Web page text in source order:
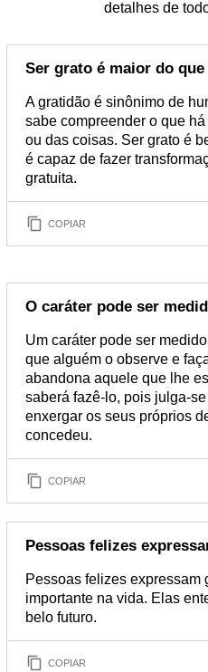
detalhes de
Ser grato é maior do
A gratidão é sinônimo de
sabe compreender o que
ou das coisas. Ser grato é
é capaz de fazer
gratuita.
COPIAR
O caráter pode ser
Um caráter pode ser
que alguém o observe e
abandona aquele que lhe
saberá fazê-lo, pois julga-
enxergar os seus próprios
concedeu.
COPIAR
Pessoas felizes
Pessoas felizes expressam
importante na vida. Elas
belo futuro.
COPIAR